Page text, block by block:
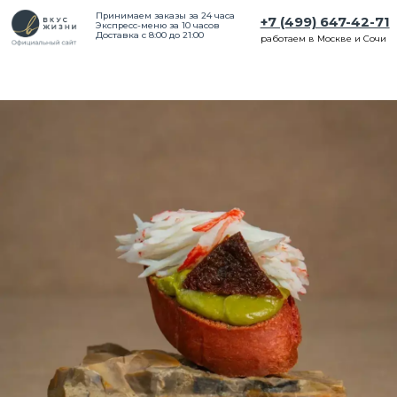
+7 (499) 647-42-71
работаем в Москве и Сочи
Принимаем заказы за 24 часа
Экспресс-меню за 10 часов
Доставка с 8:00 до 21:00